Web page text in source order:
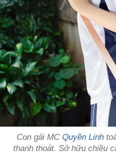
Con gái MC Quyền Linh
thanh thoát. Sở hữu chiều